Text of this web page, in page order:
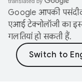
Google आपकी
एआई टेक्नोलॉजी का
गलतियां हो सकती हैं.